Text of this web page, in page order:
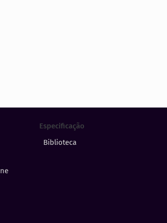
Especificação
Biblioteca